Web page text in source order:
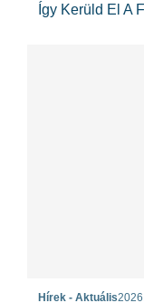
Így Kerüld El A
Hírek - Aktuális